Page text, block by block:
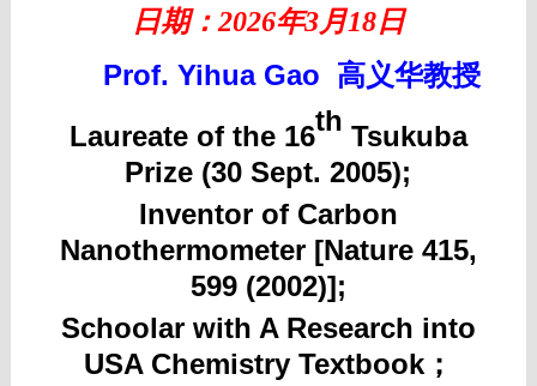
日期：2026年3月18日
Prof. Yihua Gao 高义华教授
Laureate of the 16th Tsukuba
Prize (30 Sept. 2005);
Inventor of Carbon
Nanothermometer [Nature 415,
599 (2002)];
Schoolar with A Research into
USA Chemistry Textbook；